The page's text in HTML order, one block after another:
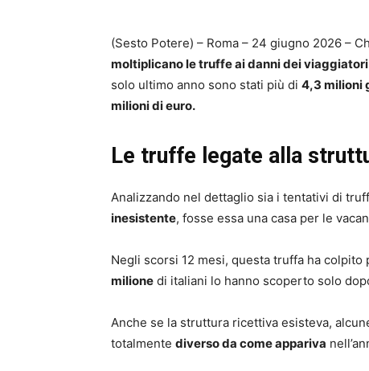
(Sesto Potere) – Roma – 24 giugno 2026 –
moltiplicano le truffe ai danni dei viaggiatori
solo ultimo anno sono stati più di 4,3 milioni
milioni di euro.
Le truffe legate alla
Analizzando nel dettaglio sia i tentativi di
inesistente, fosse essa una casa per le
Negli scorsi 12 mesi, questa truffa ha colpito
milione di italiani lo hanno scoperto solo
Anche se la struttura ricettiva esisteva,
totalmente diverso da come appariva